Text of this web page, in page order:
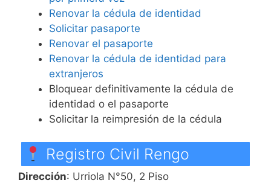
Renovar la cédula de identidad
Solicitar pasaporte
Renovar el pasaporte
Renovar la cédula de identidad para
extranjeros
Bloquear definitivamente la cédula de
identidad o el pasaporte
Solicitar la reimpresión de la cédula
Registro Civil Rengo
Dirección: Urriola N°50, 2 Piso